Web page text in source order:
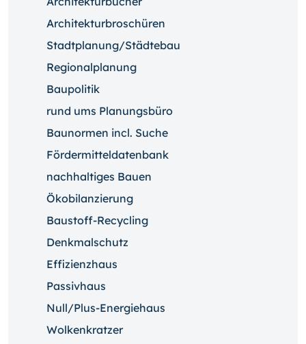
Architekturbroschüren
Stadtplanung/Städtebau
Regionalplanung
Baupolitik
rund ums Planungsbüro
Baunormen incl. Suche
Fördermitteldatenbank
nachhaltiges Bauen
Ökobilanzierung
Baustoff-Recycling
Denkmalschutz
Effizienzhaus
Passivhaus
Null/Plus-Energiehaus
Wolkenkratzer